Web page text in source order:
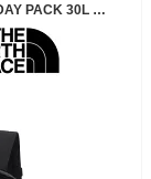
★配送無料★ [THE NORTH FACE] NM2DQ08 WL DAY PACK 30L 正規品 韓国限定 日本未入荷 ホワイトラベル 中学生 高校生 大学生 男女兼用 シンプルミニポーチトートバック付き お得 韓国 正規品 30L 2024 バージョン変更ノースフェイス リュック